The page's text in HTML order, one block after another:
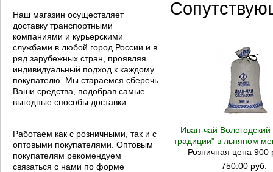
Наш магазин осуществляет
доставку транспортными
компаниями и курьерскими
службами в любой город России и в
ряд зарубежных стран, проявляя
индивидуальный подход к каждому
покупателю. Мы стараемся сберечь
Ваши средства, подобрав самые
выгодные способы доставки.
Работаем как с розничными, так и с
оптовыми покупателями. Оптовым
покупателям рекомендуем
связаться с нами по форме
Иван-чай Вологодский
традиции" в льняном
Розничная цена 900
750.00 руб.